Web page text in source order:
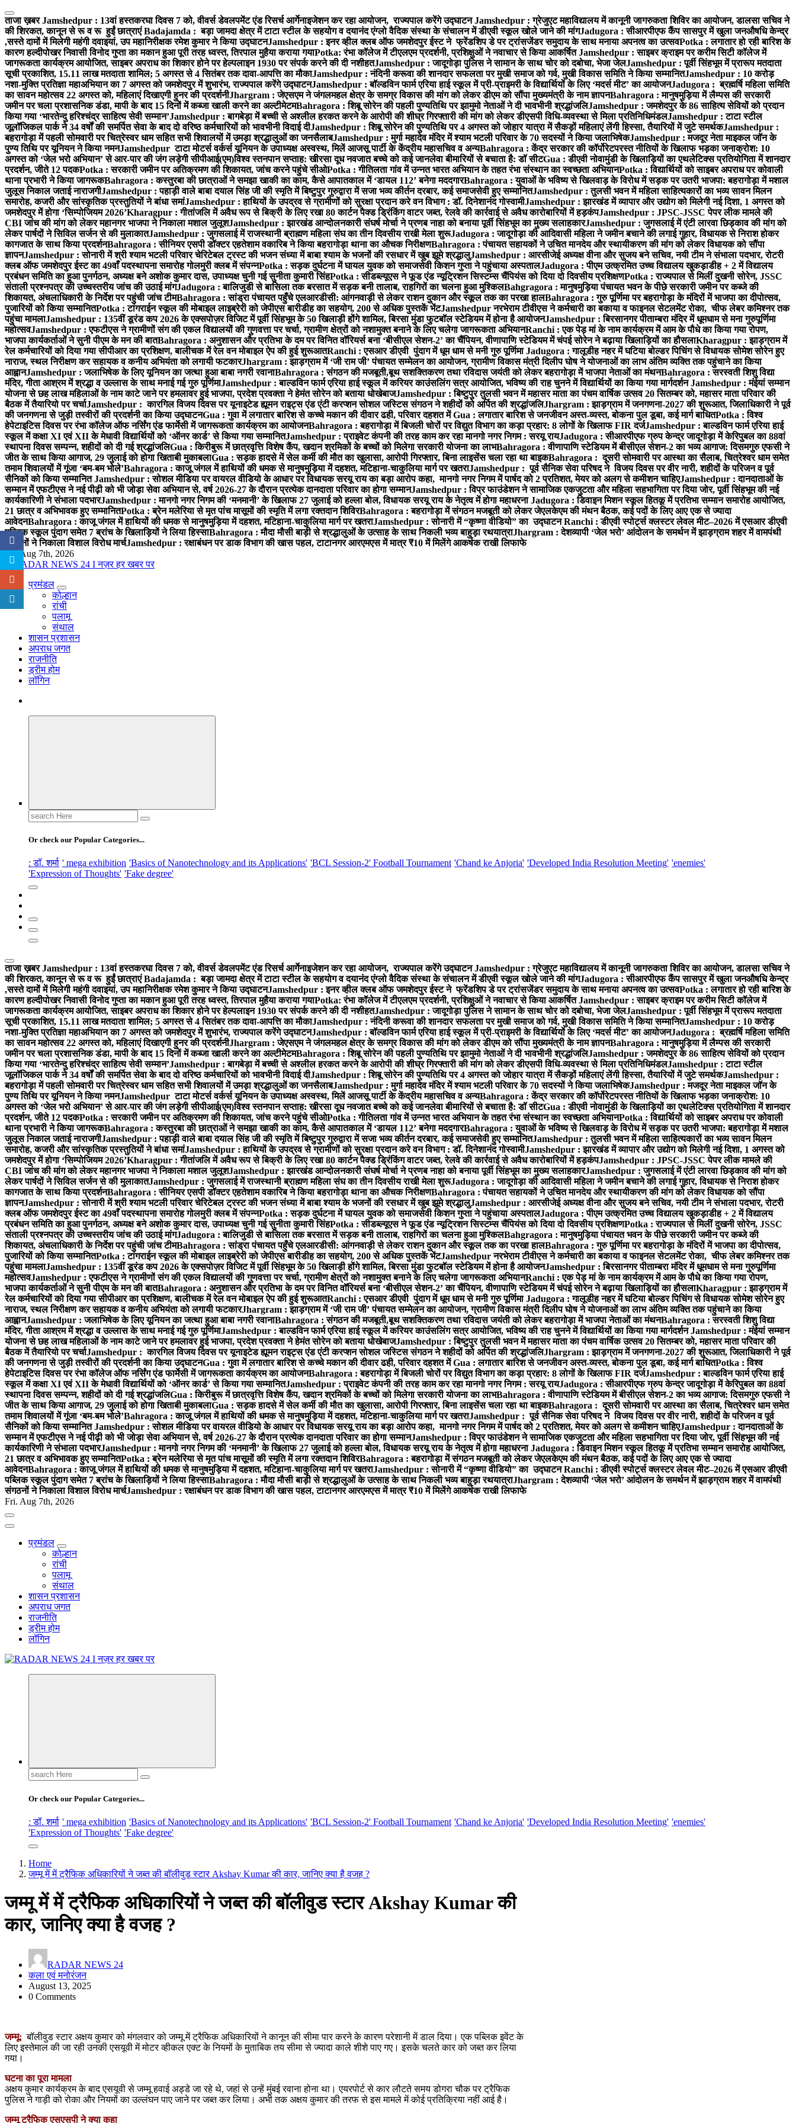
Skip
to
content
ताजा ख़बरJamshedpur : 13वां हस्तकरघा दिवस 7 को, वीवर्स डेवलपमेंट एंड रिसर्च आर्गेनाइजेशन कर रहा आयोजन, राज्यपाल करेंगे उद्घाटनJamshedpur : ग्रेजुएट महाविद्यालय में कानूनी जागरुकता शिविर का आयोजन, डालसा सचिव ने
की शिरकत, कानून से रू व रू हुईं छात्राएंBadajamda : बड़ा जामदा क्षेत्र में टाटा स्टील के सहयोग व दयानंद एंग्लो वैदिक संस्था के संचालन में डीएवी स्कूल खोले जाने की मांगJadugora : सीआरपीएफ कैंप सासपुर में खुला जनऔषधि केन्द्र
,सस्ते दामों में मिलेगी महंगी दवाइयां, उप महानिरीक्षक रमेश कुमार ने किया उद्घाटनJamshedpur : इनर व्हील क्लब ऑफ जमशेदपुर ईस्ट ने फ्रेंडशिप डे पर ट्रांसजेंडर समुदाय के साथ मनाया अपनत्व का उत्सवPotka : लगातार हो रही बारिश के
कारण हल्दीपोखर निवासी विनोद गुप्ता का मकान हुआ पूरी तरह ध्वस्त, तिरपाल मुहैया कराया गयाPotka: रंभा कॉलेज में टीएलएम प्रदर्शनी, प्रशिक्षुओं ने नवाचार से किया आकर्षितJamshedpur : साइबर क्राइम पर करीम सिटी कॉलेज में
जागरूकता कार्यक्रम आयोजित, साइबर अपराध का शिकार होने पर हेल्पलाइन 1930 पर संपर्क करने की दी नशीहतJamshedpur : जादूगोड़ा पुलिस ने सामान के साथ चोर को दबोचा, भेजा जेलJamshedpur : पूर्वी सिंहभूम में प्रारूप मतदाता
सूची प्रकाशित, 15.11 लाख मतदाता शामिल; 5 अगस्त से 4 सितंबर तक दावा-आपत्ति का मौकाJamshedpur : नंदिनी करूवा की शानदार सफलता पर मुखी समाज को गर्व, मुखी विकास समिति ने किया सम्मानितJamshedpur : 10 करोड़
नशा-मुक्ति प्रतिज्ञा महाअभियान का 7 अगस्त को जमशेदपुर में शुभारंभ, राज्यपाल करेंगे उद्घाटनJamshedpur : बॉल्डविन फार्म एरिया हाई स्कूल में प्री-प्राइमरी के विद्यार्थियों के लिए ‘मदर्स मीट’ का आयोजनJadugora : ब्रह्मर्षि महिला समिति
का सावन महोत्सव 22 अगस्त को, महिलाएं दिखाएगी हुनर की प्रदर्शनीJhargram : जेएसएम ने जंगलमहल क्षेत्र के समग्र विकास की मांग को लेकर डीएम को सौंपा मुख्यमंत्री के नाम ज्ञापनBahragora : मानुषमुड़िया में लैम्पस की सरकारी
जमीन पर चला प्रशासनिक डंडा, मापी के बाद 15 दिनों में कब्जा खाली करने का अल्टीमेटमBahragora : शिबू सोरेन की पहली पुण्यतिथि पर झामुमो नेताओं ने दी भावभीनी श्रद्धांजलिJamshedpur : जमशेदपुर के 86 साहित्य सेवियों को प्रदान
किया गया ‘भारतेन्दु हरिश्चंद्र साहित्य सेवी सम्मान’Jamshedpur : बागबेड़ा में बच्ची से अश्लील हरकत करने के आरोपी की शीघ्र गिरफ्तारी की मांग को लेकर डीएसपी विधि-व्यवस्था से मिला प्रतिनिधिमंडलJamshedpur : टाटा स्टील
जूलॉजिकल पार्क ने 34 वर्षों की समर्पित सेवा के बाद दो वरिष्ठ कर्मचारियों को भावभीनी विदाई दीJamshedpur : शिबू सोरेन की पुण्यतिथि पर 4 अगस्त को जोहार यात्रा में सैकड़ों महिलाएं लेंगी हिस्सा, तैयारियों में जुटे समर्थकJamshedpur :
बहरागोड़ा में पहली सोमवारी पर चित्रेस्वर धाम सहित सभी शिवालयों में उमड़ा श्रद्धालुओं का जनसैलाबJamshedpur : मुर्गा महादेव मंदिर में श्याम भटली परिवार के 70 सदस्यों ने किया जलाभिषेकJamshedpur : मजदूर नेता माइकल जॉन के
पुण्य तिथि पर यूनियन ने किया नमनJamshedpur टाटा मोटर्स वर्कर्स यूनियन के उपाध्यक्ष अस्वस्थ, मिलें आजसू पार्टी के केंद्रीय महासचिव व अन्यBahragora : केंद्र सरकार की कॉर्पोरेटपरस्त नीतियों के खिलाफ भड़का जनाक्रोश: 10
अगस्त को ‘जेल भरो अभियान’ से आर-पार की जंग लड़ेगी सीपीआई(एम)विश्व स्तनपान सप्ताह: खीरसा दूध नवजात बच्चे को कई जानलेवा बीमारियों से बचाता है: डॉ सीटGua : डीएवी नोवामुंडी के खिलाड़ियों का एथलेटिक्स प्रतियोगिता में शानदार
प्रदर्शन, जीते 12 पदकPotka : सरकारी जमीन पर अतिक्रमण की शिकायत, जांच करने पहुंचे सीओPotka : गीतिलता गांव में उन्नत भारत अभियान के तहत रंभा संस्थान का स्वच्छता अभियानPotka : विद्यार्थियों को साइबर अपराध पर कोवाली
थाना प्रभारी ने किया जागरूकBahragora : कस्तुरबा की छात्राओं ने समझा खाकी का काम, कैसे आपातकाल में ‘डायल 112’ बनेगा मददगारBahragora : युवाओं के भविष्य से खिलवाड़ के विरोध में सड़क पर उतरी भाजपा: बहरागोड़ा में मशाल
जुलूस निकाल जताई नाराजगीJamshedpur : पहाड़ी वाले बाबा दयाल सिंह जी की स्मृति में बिष्टुपुर गुरुद्वारा में सजा भव्य कीर्तन दरबार, कई समाजसेवी हुए सम्मानितJamshedpur : तुलसी भवन में महिला साहित्यकारों का भव्य सावन मिलन
समारोह, कजरी और सांस्कृतिक प्रस्तुतियों ने बांधा समांJamshedpur : हाथियों के उपद्रव से ग्रामीणों को सुरक्षा प्रदान करे वन विभाग : डॉ. दिनेशानंद गोस्वामीJamshedpur : झारखंड में व्यापार और उद्योग को मिलेगी नई दिशा, 1 अगस्त को
जमशेदपुर में होगा ‘सिम्पोजियम 2026’Kharagpur : गीतांजलि में अवैध रूप से बिक्री के लिए रखा 80 कार्टन पैक्ड ड्रिंकिंग वाटर जब्त, रेलवे की कार्रवाई से अवैध कारोबारियों में हड़कंपJamshedpur : JPSC-JSSC पेपर लीक मामले की
CBI जांच की मांग को लेकर महानगर भाजपा ने निकाला मशाल जुलूशJamshedpur : झारखंड आन्दोलनकारी संघर्ष मोर्चा ने प्रणब नाहा को बनाया पूर्वी सिंहभूम का मुख्य सलाहकारJamshedpur : जुगसलाई में एंटी लारवा छिड़काव की मांग को
लेकर पार्षदों ने सिविल सर्जन से की मुलाकातJamshedpur : जुगसलाई में राजस्थानी ब्राह्मण महिला संघ का तीन दिवसीय राखी मेला शुरूJadugora : जादूगोड़ा की आदिवासी महिला ने जमीन बचाने की लगाई गुहार, विधायक से निराश होकर
कागजात के साथ किया प्रदर्शनBahragora : सीनियर एसपी डॉक्टर एहतेशाम वकारिब ने किया बहरागोड़ा थाना का औचक निरीक्षणBahragora : पंचायत सहायकों ने उचित मानदेय और स्थायीकरण की मांग को लेकर विधायक को सौंपा
ज्ञापनJamshedpur : सोनारी में श्री श्याम भटली परिवार चेरिटेबल ट्रस्ट की भजन संध्या में बाबा श्याम के भजनों की रसधार में खुब झूमे श्रद्धालुJamshedpur : आरसीजेई अध्यक्ष वीना और सुजय बने सचिव, नयी टीम ने संभाला पदभार, रोटरी
क्लब ऑफ जमशेदपुर ईस्ट का 49वाँ पदस्थापना समारोह गोलमुरी क्लब में संपन्नPotka : सड़क दुर्घटना में घायल युवक को समाजसेवी किशन गुप्ता ने पहुंचाया अस्पतालJadugora : पीएम उत्क्रमित उच्च विद्यालय खुकड़ाडीह + 2 में विद्यालय
प्रबंधन समिति का हुआ पुनर्गठन, अध्यक्ष बने अशोक कुमार दास, उपाध्यक्ष चुनी गई सुनीता कुमारी सिंहPotka : सीडब्ल्यूएस ने फूड एंड न्यूट्रिशन सिस्टम्स चैंपियंस को दिया दो दिवसीय प्रशिक्षणPotka : राज्यपाल से मिलीं दुखनी सोरेन, JSSC
संताली प्रश्नपत्र की उच्चस्तरीय जांच की उठाई मांगJadugora : बालिजुडी से बासिला तक बरसात में सड़क बनी तालाब, राहगिरों का चलना हुआ मुश्किलBahgragora : मानुषमुड़िया पंचायत भवन के पीछे सरकारी जमीन पर कब्जे की
शिकायत, अंचलाधिकारी के निर्देश पर पहुंची जांच टीमBahragora : सांड्रा पंचायत पहुँचे एलआरडीसी: आंगनवाड़ी से लेकर राशन दुकान और स्कूल तक का परखा हालBahragora : गुरु पूर्णिमा पर बहरागोड़ा के मंदिरों में भाजपा का दीपोत्सव,
पुजारियों को किया सम्मानितPotka : टांगराईन स्कूल की मोबाइल लाइब्रेरी को जेपीएस बारीडीह का सहयोग, 200 से अधिक पुस्तकें भेंटJamshedpur नरभेराम टीवीएस ने कर्मचारी का बकाया व फाइनल सेटलमेंट रोका, चीफ लेबर कमिश्नर तक
पहुंचा मामलाJamshedpur : 135वीं डूरंड कप 2026 के एक्सपोज़र विजिट में पूर्वी सिंहभूम के 50 खिलाड़ी होंगे शामिल, बिरसा मुंडा फुटबॉल स्टेडियम में होना है आयोजनJamshedpur : बिरसानगर पीताम्बरा मंदिर में धूमधाम से मना गुरुपूर्णिमा
महोत्सवJamshedpur : एफटीएस ने ग्रामीणों संग की एकल विद्यालयों की गुणवत्ता पर चर्चा, ग्रामीण क्षेत्रों को नशामुक्त बनाने के लिए चलेगा जागरूकता अभियानRanchi : एक पेड़ मां के नाम कार्यक्रम में आम के पौधे का किया गया रोपण,
भाजपा कार्यकर्ताओं ने सुनी पीएम के मन की बातBahragora : अनुशासन और प्रतिभा के दम पर विनित वॉरियर्स बना ‘बीसीएल सेशन-2’ का चैंपियन, वीणापाणि स्टेडियम में चंपई सोरेन ने बढ़ाया खिलाड़ियों का हौसलाKharagpur : झाड़ग्राम में
रेल कर्मचारियों को दिया गया सीपीआर का प्रशिक्षण, बालीचक में रेल वन मोबाइल ऐप की हुई शुरूआतRanchi : एसआर डीएवी पुंदाग में धूम धाम से मनी गुरु पूर्णिमाJadugora : गालूडीह नहर में घटिया बोल्डर पिचिंग से विधायक सोमेश सोरेन हुए
नाराज, स्थल निरीक्षण कर सहायक व कनीय अभियंता को लगायी फटकारJhargram : झाड़ग्राम में ‘जी राम जी’ पंचायत सम्मेलन का आयोजन, ग्रामीण विकास मंत्री दिलीप घोष ने योजनाओं का लाभ अंतिम व्यक्ति तक पहुंचाने का किया
आह्वानJamshedpur : जलाभिषेक के लिए यूनियन का जत्था हुआ बाबा नगरी रवानाBahragora : संगठन की मजबूती,बूथ सशक्तिकरण तथा रविदास जयंती को लेकर बहरागोड़ा में भाजपा नेताओं का मंथनBahragora : सरस्वती शिशु विद्या
मंदिर, गीता आश्रम में श्रद्धा व उल्लास के साथ मनाई गई गुरु पूर्णिमाJamshedpur : बाल्डविन फार्म एरिया हाई स्कूल में करियर काउंसलिंग सत्र आयोजित, भविष्य की राह चुनने में विद्यार्थियों का किया गया मार्गदर्शनJamshedpur : मंईयां सम्मान
योजना से छह लाख महिलाओं के नाम काटे जाने पर हमलावर हुई भाजपा, प्रदेश प्रवक्ता ने हेमंत सोरेन को बताया धोखेबाजJamshedpur : बिष्टुपुर तुलसी भवन में महासर माता का पंचम वार्षिक उत्सव 20 सितम्बर को, महासर माता परिवार की
बैठक में तैयारियो पर चर्चाJamshedpur : कारगिल विजय दिवस पर यूनाइटेड ह्यूमन राइट्स एंड एंटी करप्शन सोशल जस्टिस संगठन ने शहीदों को अर्पित की श्रद्धांजलिJhargram : झाड़ग्राम में जनगणना-2027 की शुरूआत, जिलाधिकारी ने पूर्व
की जनगणना से जुड़ी तस्वीरों की प्रदर्शनी का किया उद्घाटनGua : गुवा में लगातार बारिश से कच्चे मकान की दीवार ढही, परिवार दहशत मेंGua : लगातार बारिश से जनजीवन अस्त-व्यस्त, बोकना पुल डूबा, कई मार्ग बाधितPotka : विश्व
हेपेटाइटिस दिवस पर रंभा कॉलेज ऑफ नर्सिंग एंड फार्मेसी में जागरूकता कार्यक्रम का आयोजनBahragora : बहरागोड़ा में बिजली चोरों पर विद्युत विभाग का कड़ा प्रहार: 8 लोगों के खिलाफ FIR दर्जJamshedpur : बाल्डविन फार्म एरिया हाई
स्कूल में कक्षा XI एवं XII के मेधावी विद्यार्थियों को ‘ऑनर कार्ड’ से किया गया सम्मानितJamshedpur : प्राइवेट कंपनी की तरह काम कर रहा मानगो नगर निगम : सरयू रायJadugora : सीआरपीएफ ग्रुप केन्द्र जादूगोड़ा में केरिपुबल का 88वां
स्थापना दिवस सम्पन्न, शहीदों को दी गई श्रद्धांजलिGua : किरीबुरू में छात्रवृत्ति विशेष कैंप, खदान श्रमिकों के बच्चों को मिलेगा सरकारी योजना का लाभBahragora : वीणापाणि स्टेडियम में बीसीएल सेशन-2 का भव्य आगाज: दिसमगुरु एफसी ने
जीत के साथ किया आगाज, 29 जुलाई को होगा खिताबी मुकाबलाGua : सड़क हादसे में सेल कर्मी की मौत का खुलासा, आरोपी गिरफ्तार, बिना लाइसेंस चला रहा था बाइकBahragora : दूसरी सोमवारी पर आस्था का सैलाब, चित्रेश्वर धाम समेत
तमाम शिवालयों में गूंजा ‘बम-बम भोले’Bahragora : काजू जंगल में हाथियों की धमक से मानुषमुड़िया में दहशत, मटिहाना-चाकुलिया मार्ग पर खतराJamshedpur : पूर्व सैनिक सेवा परिषद ने विजय दिवस पर वीर नारी, शहीदों के परिजन व पूर्व
सैनिकों को किया सम्मानितJamshedpur : सोशल मीडिया पर वायरल वीडियो के आधार पर विधायक सरयू राय का बड़ा आरोप कहा, मानगो नगर निगम में पार्षद को 2 प्रतिशत, मेयर को अलग से कमीशन चाहिएJamshedpur : दानदाताओं के
सम्मान में एफटीएस ने नई पीढ़ी को भी जोड़ा सेवा अभियान से, वर्ष 2026-27 के दौरान प्रत्येक दानदाता परिवार का होगा सम्मानJamshedpur : विप्र फाउंडेशन ने सामाजिक एकजुटता और महिला सहभागिता पर दिया जोर, पूर्वी सिंहभूम की नई
कार्यकारिणी ने संभाला पदभारJamshedpur : मानगो नगर निगम की ‘मनमानी’ के खिलाफ 27 जुलाई को हल्ला बोल, विधायक सरयू राय के नेतृत्व में होगा महाधरनाJadugora : डिवाइन मिशन स्कूल हितकू में प्रतिभा सम्मान समारोह आयोजित,
21 छात्र व अभिभावक हुए सम्मानितPotka : ब्रेन मलेरिया से मृत पांच मासूमों की स्मृति में लगा रक्तदान शिविरBahragora : बहरागोड़ा में संगठन मजबूती को लेकर जेएलकेएम की मंथन बैठक, कई पदों के लिए आए एक से ज्यादा
आवेदनBahragora : काजू जंगल में हाथियों की धमक से मानुषमुड़िया में दहशत, मटिहाना-चाकुलिया मार्ग पर खतराJamshedpur : सोनारी में “कृष्णा वीडियो” का उद्घाटनRanchi : डीएवी स्पोर्ट्स क्लस्टर लेवल मीट–2026 में एसआर डीएवी
पब्लिक स्कूल पुंदाग समेत 7 ब्रांच के खिलाड़ियों ने लिया हिस्साBahragora : मौदा मौसी बाड़ी से श्रद्धालुओं के उत्साह के साथ निकली भव्य बाहुड़ा रथयात्राJhargram : देशव्यापी ‘जेल भरो’ आंदोलन के समर्थन में झाड़ग्राम शहर में वामपंथी
संगठनों ने निकाला विशाल विरोध मार्चJamshedpur : रक्षाबंधन पर डाक विभाग की खास पहल, टाटानगर आरएमएस में मात्र ₹10 में मिलेंगे आकर्षक राखी लिफाफे
Fri. Aug 7th, 2026
नज़र हर खबर पर
प्रमंडल
कोल्हान
रांची
पलामू
संथाल
शासन प्रशासन
अपराध जगत
राजनीति
ड्रीम होम
लॉगिन
Search
for:
Or check our Popular Categories...
: डॉ. शर्मा ' mega exhibition 'Basics of Nanotechnology and its Applications' 'BCL Session-2' Football Tournament 'Chand ke Anjoria' 'Developed India Resolution Meeting' 'enemies'
'Expression of Thoughts' 'Fake degree'
ताजा ख़बरJamshedpur : 13वां हस्तकरघा दिवस 7 को, वीवर्स डेवलपमेंट एंड रिसर्च आर्गेनाइजेशन कर रहा आयोजन, राज्यपाल करेंगे उद्घाटनJamshedpur : ग्रेजुएट महाविद्यालय में कानूनी जागरुकता शिविर का आयोजन, डालसा सचिव ने
की शिरकत, कानून से रू व रू हुईं छात्राएंBadajamda : बड़ा जामदा क्षेत्र में टाटा स्टील के सहयोग व दयानंद एंग्लो वैदिक संस्था के संचालन में डीएवी स्कूल खोले जाने की मांगJadugora : सीआरपीएफ कैंप सासपुर में खुला जनऔषधि केन्द्र
,सस्ते दामों में मिलेगी महंगी दवाइयां, उप महानिरीक्षक रमेश कुमार ने किया उद्घाटनJamshedpur : इनर व्हील क्लब ऑफ जमशेदपुर ईस्ट ने फ्रेंडशिप डे पर ट्रांसजेंडर समुदाय के साथ मनाया अपनत्व का उत्सवPotka : लगातार हो रही बारिश के
कारण हल्दीपोखर निवासी विनोद गुप्ता का मकान हुआ पूरी तरह ध्वस्त, तिरपाल मुहैया कराया गयाPotka: रंभा कॉलेज में टीएलएम प्रदर्शनी, प्रशिक्षुओं ने नवाचार से किया आकर्षितJamshedpur : साइबर क्राइम पर करीम सिटी कॉलेज में
जागरूकता कार्यक्रम आयोजित, साइबर अपराध का शिकार होने पर हेल्पलाइन 1930 पर संपर्क करने की दी नशीहतJamshedpur : जादूगोड़ा पुलिस ने सामान के साथ चोर को दबोचा, भेजा जेलJamshedpur : पूर्वी सिंहभूम में प्रारूप मतदाता
सूची प्रकाशित, 15.11 लाख मतदाता शामिल; 5 अगस्त से 4 सितंबर तक दावा-आपत्ति का मौकाJamshedpur : नंदिनी करूवा की शानदार सफलता पर मुखी समाज को गर्व, मुखी विकास समिति ने किया सम्मानितJamshedpur : 10 करोड़
नशा-मुक्ति प्रतिज्ञा महाअभियान का 7 अगस्त को जमशेदपुर में शुभारंभ, राज्यपाल करेंगे उद्घाटनJamshedpur : बॉल्डविन फार्म एरिया हाई स्कूल में प्री-प्राइमरी के विद्यार्थियों के लिए ‘मदर्स मीट’ का आयोजनJadugora : ब्रह्मर्षि महिला समिति
का सावन महोत्सव 22 अगस्त को, महिलाएं दिखाएगी हुनर की प्रदर्शनीJhargram : जेएसएम ने जंगलमहल क्षेत्र के समग्र विकास की मांग को लेकर डीएम को सौंपा मुख्यमंत्री के नाम ज्ञापनBahragora : मानुषमुड़िया में लैम्पस की सरकारी
जमीन पर चला प्रशासनिक डंडा, मापी के बाद 15 दिनों में कब्जा खाली करने का अल्टीमेटमBahragora : शिबू सोरेन की पहली पुण्यतिथि पर झामुमो नेताओं ने दी भावभीनी श्रद्धांजलिJamshedpur : जमशेदपुर के 86 साहित्य सेवियों को प्रदान
किया गया ‘भारतेन्दु हरिश्चंद्र साहित्य सेवी सम्मान’Jamshedpur : बागबेड़ा में बच्ची से अश्लील हरकत करने के आरोपी की शीघ्र गिरफ्तारी की मांग को लेकर डीएसपी विधि-व्यवस्था से मिला प्रतिनिधिमंडलJamshedpur : टाटा स्टील
जूलॉजिकल पार्क ने 34 वर्षों की समर्पित सेवा के बाद दो वरिष्ठ कर्मचारियों को भावभीनी विदाई दीJamshedpur : शिबू सोरेन की पुण्यतिथि पर 4 अगस्त को जोहार यात्रा में सैकड़ों महिलाएं लेंगी हिस्सा, तैयारियों में जुटे समर्थकJamshedpur :
बहरागोड़ा में पहली सोमवारी पर चित्रेस्वर धाम सहित सभी शिवालयों में उमड़ा श्रद्धालुओं का जनसैलाबJamshedpur : मुर्गा महादेव मंदिर में श्याम भटली परिवार के 70 सदस्यों ने किया जलाभिषेकJamshedpur : मजदूर नेता माइकल जॉन के
पुण्य तिथि पर यूनियन ने किया नमनJamshedpur टाटा मोटर्स वर्कर्स यूनियन के उपाध्यक्ष अस्वस्थ, मिलें आजसू पार्टी के केंद्रीय महासचिव व अन्यBahragora : केंद्र सरकार की कॉर्पोरेटपरस्त नीतियों के खिलाफ भड़का जनाक्रोश: 10
अगस्त को ‘जेल भरो अभियान’ से आर-पार की जंग लड़ेगी सीपीआई(एम)विश्व स्तनपान सप्ताह: खीरसा दूध नवजात बच्चे को कई जानलेवा बीमारियों से बचाता है: डॉ सीटGua : डीएवी नोवामुंडी के खिलाड़ियों का एथलेटिक्स प्रतियोगिता में शानदार
प्रदर्शन, जीते 12 पदकPotka : सरकारी जमीन पर अतिक्रमण की शिकायत, जांच करने पहुंचे सीओPotka : गीतिलता गांव में उन्नत भारत अभियान के तहत रंभा संस्थान का स्वच्छता अभियानPotka : विद्यार्थियों को साइबर अपराध पर कोवाली
थाना प्रभारी ने किया जागरूकBahragora : कस्तुरबा की छात्राओं ने समझा खाकी का काम, कैसे आपातकाल में ‘डायल 112’ बनेगा मददगारBahragora : युवाओं के भविष्य से खिलवाड़ के विरोध में सड़क पर उतरी भाजपा: बहरागोड़ा में मशाल
जुलूस निकाल जताई नाराजगीJamshedpur : पहाड़ी वाले बाबा दयाल सिंह जी की स्मृति में बिष्टुपुर गुरुद्वारा में सजा भव्य कीर्तन दरबार, कई समाजसेवी हुए सम्मानितJamshedpur : तुलसी भवन में महिला साहित्यकारों का भव्य सावन मिलन
समारोह, कजरी और सांस्कृतिक प्रस्तुतियों ने बांधा समांJamshedpur : हाथियों के उपद्रव से ग्रामीणों को सुरक्षा प्रदान करे वन विभाग : डॉ. दिनेशानंद गोस्वामीJamshedpur : झारखंड में व्यापार और उद्योग को मिलेगी नई दिशा, 1 अगस्त को
जमशेदपुर में होगा ‘सिम्पोजियम 2026’Kharagpur : गीतांजलि में अवैध रूप से बिक्री के लिए रखा 80 कार्टन पैक्ड ड्रिंकिंग वाटर जब्त, रेलवे की कार्रवाई से अवैध कारोबारियों में हड़कंपJamshedpur : JPSC-JSSC पेपर लीक मामले की
CBI जांच की मांग को लेकर महानगर भाजपा ने निकाला मशाल जुलूशJamshedpur : झारखंड आन्दोलनकारी संघर्ष मोर्चा ने प्रणब नाहा को बनाया पूर्वी सिंहभूम का मुख्य सलाहकारJamshedpur : जुगसलाई में एंटी लारवा छिड़काव की मांग को
लेकर पार्षदों ने सिविल सर्जन से की मुलाकातJamshedpur : जुगसलाई में राजस्थानी ब्राह्मण महिला संघ का तीन दिवसीय राखी मेला शुरूJadugora : जादूगोड़ा की आदिवासी महिला ने जमीन बचाने की लगाई गुहार, विधायक से निराश होकर
कागजात के साथ किया प्रदर्शनBahragora : सीनियर एसपी डॉक्टर एहतेशाम वकारिब ने किया बहरागोड़ा थाना का औचक निरीक्षणBahragora : पंचायत सहायकों ने उचित मानदेय और स्थायीकरण की मांग को लेकर विधायक को सौंपा
ज्ञापनJamshedpur : सोनारी में श्री श्याम भटली परिवार चेरिटेबल ट्रस्ट की भजन संध्या में बाबा श्याम के भजनों की रसधार में खुब झूमे श्रद्धालुJamshedpur : आरसीजेई अध्यक्ष वीना और सुजय बने सचिव, नयी टीम ने संभाला पदभार, रोटरी
क्लब ऑफ जमशेदपुर ईस्ट का 49वाँ पदस्थापना समारोह गोलमुरी क्लब में संपन्नPotka : सड़क दुर्घटना में घायल युवक को समाजसेवी किशन गुप्ता ने पहुंचाया अस्पतालJadugora : पीएम उत्क्रमित उच्च विद्यालय खुकड़ाडीह + 2 में विद्यालय
प्रबंधन समिति का हुआ पुनर्गठन, अध्यक्ष बने अशोक कुमार दास, उपाध्यक्ष चुनी गई सुनीता कुमारी सिंहPotka : सीडब्ल्यूएस ने फूड एंड न्यूट्रिशन सिस्टम्स चैंपियंस को दिया दो दिवसीय प्रशिक्षणPotka : राज्यपाल से मिलीं दुखनी सोरेन, JSSC
संताली प्रश्नपत्र की उच्चस्तरीय जांच की उठाई मांगJadugora : बालिजुडी से बासिला तक बरसात में सड़क बनी तालाब, राहगिरों का चलना हुआ मुश्किलBahgragora : मानुषमुड़िया पंचायत भवन के पीछे सरकारी जमीन पर कब्जे की
शिकायत, अंचलाधिकारी के निर्देश पर पहुंची जांच टीमBahragora : सांड्रा पंचायत पहुँचे एलआरडीसी: आंगनवाड़ी से लेकर राशन दुकान और स्कूल तक का परखा हालBahragora : गुरु पूर्णिमा पर बहरागोड़ा के मंदिरों में भाजपा का दीपोत्सव,
पुजारियों को किया सम्मानितPotka : टांगराईन स्कूल की मोबाइल लाइब्रेरी को जेपीएस बारीडीह का सहयोग, 200 से अधिक पुस्तकें भेंटJamshedpur नरभेराम टीवीएस ने कर्मचारी का बकाया व फाइनल सेटलमेंट रोका, चीफ लेबर कमिश्नर तक
पहुंचा मामलाJamshedpur : 135वीं डूरंड कप 2026 के एक्सपोज़र विजिट में पूर्वी सिंहभूम के 50 खिलाड़ी होंगे शामिल, बिरसा मुंडा फुटबॉल स्टेडियम में होना है आयोजनJamshedpur : बिरसानगर पीताम्बरा मंदिर में धूमधाम से मना गुरुपूर्णिमा
महोत्सवJamshedpur : एफटीएस ने ग्रामीणों संग की एकल विद्यालयों की गुणवत्ता पर चर्चा, ग्रामीण क्षेत्रों को नशामुक्त बनाने के लिए चलेगा जागरूकता अभियानRanchi : एक पेड़ मां के नाम कार्यक्रम में आम के पौधे का किया गया रोपण,
भाजपा कार्यकर्ताओं ने सुनी पीएम के मन की बातBahragora : अनुशासन और प्रतिभा के दम पर विनित वॉरियर्स बना ‘बीसीएल सेशन-2’ का चैंपियन, वीणापाणि स्टेडियम में चंपई सोरेन ने बढ़ाया खिलाड़ियों का हौसलाKharagpur : झाड़ग्राम में
रेल कर्मचारियों को दिया गया सीपीआर का प्रशिक्षण, बालीचक में रेल वन मोबाइल ऐप की हुई शुरूआतRanchi : एसआर डीएवी पुंदाग में धूम धाम से मनी गुरु पूर्णिमाJadugora : गालूडीह नहर में घटिया बोल्डर पिचिंग से विधायक सोमेश सोरेन हुए
नाराज, स्थल निरीक्षण कर सहायक व कनीय अभियंता को लगायी फटकारJhargram : झाड़ग्राम में ‘जी राम जी’ पंचायत सम्मेलन का आयोजन, ग्रामीण विकास मंत्री दिलीप घोष ने योजनाओं का लाभ अंतिम व्यक्ति तक पहुंचाने का किया
आह्वानJamshedpur : जलाभिषेक के लिए यूनियन का जत्था हुआ बाबा नगरी रवानाBahragora : संगठन की मजबूती,बूथ सशक्तिकरण तथा रविदास जयंती को लेकर बहरागोड़ा में भाजपा नेताओं का मंथनBahragora : सरस्वती शिशु विद्या
मंदिर, गीता आश्रम में श्रद्धा व उल्लास के साथ मनाई गई गुरु पूर्णिमाJamshedpur : बाल्डविन फार्म एरिया हाई स्कूल में करियर काउंसलिंग सत्र आयोजित, भविष्य की राह चुनने में विद्यार्थियों का किया गया मार्गदर्शनJamshedpur : मंईयां सम्मान
योजना से छह लाख महिलाओं के नाम काटे जाने पर हमलावर हुई भाजपा, प्रदेश प्रवक्ता ने हेमंत सोरेन को बताया धोखेबाजJamshedpur : बिष्टुपुर तुलसी भवन में महासर माता का पंचम वार्षिक उत्सव 20 सितम्बर को, महासर माता परिवार की
बैठक में तैयारियो पर चर्चाJamshedpur : कारगिल विजय दिवस पर यूनाइटेड ह्यूमन राइट्स एंड एंटी करप्शन सोशल जस्टिस संगठन ने शहीदों को अर्पित की श्रद्धांजलिJhargram : झाड़ग्राम में जनगणना-2027 की शुरूआत, जिलाधिकारी ने पूर्व
की जनगणना से जुड़ी तस्वीरों की प्रदर्शनी का किया उद्घाटनGua : गुवा में लगातार बारिश से कच्चे मकान की दीवार ढही, परिवार दहशत मेंGua : लगातार बारिश से जनजीवन अस्त-व्यस्त, बोकना पुल डूबा, कई मार्ग बाधितPotka : विश्व
हेपेटाइटिस दिवस पर रंभा कॉलेज ऑफ नर्सिंग एंड फार्मेसी में जागरूकता कार्यक्रम का आयोजनBahragora : बहरागोड़ा में बिजली चोरों पर विद्युत विभाग का कड़ा प्रहार: 8 लोगों के खिलाफ FIR दर्जJamshedpur : बाल्डविन फार्म एरिया हाई
स्कूल में कक्षा XI एवं XII के मेधावी विद्यार्थियों को ‘ऑनर कार्ड’ से किया गया सम्मानितJamshedpur : प्राइवेट कंपनी की तरह काम कर रहा मानगो नगर निगम : सरयू रायJadugora : सीआरपीएफ ग्रुप केन्द्र जादूगोड़ा में केरिपुबल का 88वां
स्थापना दिवस सम्पन्न, शहीदों को दी गई श्रद्धांजलिGua : किरीबुरू में छात्रवृत्ति विशेष कैंप, खदान श्रमिकों के बच्चों को मिलेगा सरकारी योजना का लाभBahragora : वीणापाणि स्टेडियम में बीसीएल सेशन-2 का भव्य आगाज: दिसमगुरु एफसी ने
जीत के साथ किया आगाज, 29 जुलाई को होगा खिताबी मुकाबलाGua : सड़क हादसे में सेल कर्मी की मौत का खुलासा, आरोपी गिरफ्तार, बिना लाइसेंस चला रहा था बाइकBahragora : दूसरी सोमवारी पर आस्था का सैलाब, चित्रेश्वर धाम समेत
तमाम शिवालयों में गूंजा ‘बम-बम भोले’Bahragora : काजू जंगल में हाथियों की धमक से मानुषमुड़िया में दहशत, मटिहाना-चाकुलिया मार्ग पर खतराJamshedpur : पूर्व सैनिक सेवा परिषद ने विजय दिवस पर वीर नारी, शहीदों के परिजन व पूर्व
सैनिकों को किया सम्मानितJamshedpur : सोशल मीडिया पर वायरल वीडियो के आधार पर विधायक सरयू राय का बड़ा आरोप कहा, मानगो नगर निगम में पार्षद को 2 प्रतिशत, मेयर को अलग से कमीशन चाहिएJamshedpur : दानदाताओं के
सम्मान में एफटीएस ने नई पीढ़ी को भी जोड़ा सेवा अभियान से, वर्ष 2026-27 के दौरान प्रत्येक दानदाता परिवार का होगा सम्मानJamshedpur : विप्र फाउंडेशन ने सामाजिक एकजुटता और महिला सहभागिता पर दिया जोर, पूर्वी सिंहभूम की नई
कार्यकारिणी ने संभाला पदभारJamshedpur : मानगो नगर निगम की ‘मनमानी’ के खिलाफ 27 जुलाई को हल्ला बोल, विधायक सरयू राय के नेतृत्व में होगा महाधरनाJadugora : डिवाइन मिशन स्कूल हितकू में प्रतिभा सम्मान समारोह आयोजित,
21 छात्र व अभिभावक हुए सम्मानितPotka : ब्रेन मलेरिया से मृत पांच मासूमों की स्मृति में लगा रक्तदान शिविरBahragora : बहरागोड़ा में संगठन मजबूती को लेकर जेएलकेएम की मंथन बैठक, कई पदों के लिए आए एक से ज्यादा
आवेदनBahragora : काजू जंगल में हाथियों की धमक से मानुषमुड़िया में दहशत, मटिहाना-चाकुलिया मार्ग पर खतराJamshedpur : सोनारी में “कृष्णा वीडियो” का उद्घाटनRanchi : डीएवी स्पोर्ट्स क्लस्टर लेवल मीट–2026 में एसआर डीएवी
पब्लिक स्कूल पुंदाग समेत 7 ब्रांच के खिलाड़ियों ने लिया हिस्साBahragora : मौदा मौसी बाड़ी से श्रद्धालुओं के उत्साह के साथ निकली भव्य बाहुड़ा रथयात्राJhargram : देशव्यापी ‘जेल भरो’ आंदोलन के समर्थन में झाड़ग्राम शहर में वामपंथी
संगठनों ने निकाला विशाल विरोध मार्चJamshedpur : रक्षाबंधन पर डाक विभाग की खास पहल, टाटानगर आरएमएस में मात्र ₹10 में मिलेंगे आकर्षक राखी लिफाफे
Fri. Aug 7th, 2026
प्रमंडल
कोल्हान
रांची
पलामू
संथाल
शासन प्रशासन
अपराध जगत
राजनीति
ड्रीम होम
लॉगिन
Search
for:
Or check our Popular Categories...
: डॉ. शर्मा ' mega exhibition 'Basics of Nanotechnology and its Applications' 'BCL Session-2' Football Tournament 'Chand ke Anjoria' 'Developed India Resolution Meeting' 'enemies'
'Expression of Thoughts' 'Fake degree'
Home
जम्मू में में ट्रैफिक अधिकारियों ने जब्त की बॉलीवुड स्टार Akshay Kumar की कार, जानिए क्या है वजह ?
जम्मू में में ट्रैफिक अधिकारियों ने जब्त की बॉलीवुड स्टार Akshay Kumar की
कार, जानिए क्या है वजह ?
RADAR NEWS 24
कला एवं मनोरंजन
August 13, 2025
0 Comments
जम्मू: बॉलीवुड स्टार अक्षय कुमार को मंगलवार को जम्मू में ट्रैफिक अधिकारियों ने कानून की सीमा पार करने के कारण परेशानी में डाल दिया। एक पब्लिक इवेंट के
लिए इस्तेमाल की जा रही उनकी एसयूवी में मोटर व्हीकल एक्ट के नियमों के मुताबिक तय सीमा से ज्यादा काले शीशे पाए गए। इसके चलते कार को जब्त कर लिया
गया।
घटना का पूरा मामला
अक्षय कुमार कार्यक्रम के बाद एसयूवी से जम्मू हवाई अड्डे जा रहे थे, जहां से उन्हें मुंबई रवाना होना था। एयरपोर्ट से कार लौटते समय डोगरा चौक पर ट्रैफिक
पुलिस ने गाड़ी को रोका और नियमों का उल्लंघन पाए जाने पर जब्त कर लिया। अभी तक अक्षय कुमार की तरफ से इस मामले में कोई प्रतिक्रिया नहीं आई है।
जम्मू ट्रैफिक एसएसपी ने क्या कहा